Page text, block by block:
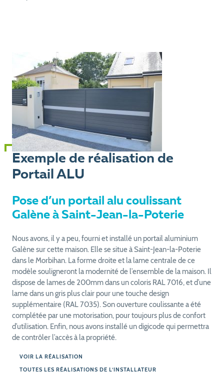
Exemple de réalisation de
Portail ALU
Pose d’un portail alu coulissant
Galène à Saint-Jean-la-Poterie
Nous avons, il y a peu, fourni et installé un portail aluminium
Galène sur cette maison. Elle se situe à Saint-Jean-la-Poterie
dans le Morbihan. La forme droite et la lame centrale de ce
modèle souligneront la modernité de l’ensemble de la maison. Il
dispose de lames de 200mm dans un coloris RAL 7016, et d’une
lame dans un gris plus clair pour une touche design
supplémentaire (RAL 7035). Son ouverture coulissante a été
complétée par une motorisation, pour toujours plus de confort
d’utilisation. Enfin, nous avons installé un digicode qui permettra
de contrôler l’accès à la propriété.
VOIR LA RÉALISATION
TOUTES LES RÉALISATIONS DE L’INSTALLATEUR